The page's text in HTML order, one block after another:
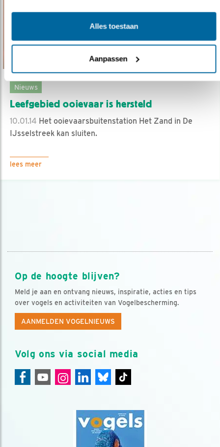
Alles toestaan
Aanpassen
Nieuws
Leefgebied ooievaar is hersteld
10.01.14 Het ooievaarsbuitenstation Het Zand in De
IJsselstreek kan sluiten.
lees meer
Op de hoogte blijven?
Meld je aan en ontvang nieuws, inspiratie, acties en tips
over vogels en activiteiten van Vogelbescherming.
AANMELDEN VOGELNIEUWS
Volg ons via social media